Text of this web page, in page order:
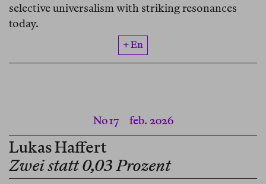
selective universalism with striking resonances
today.
+ En
No 17feb. 2026
Lukas Haffert
Zwei statt 0,03 Prozent